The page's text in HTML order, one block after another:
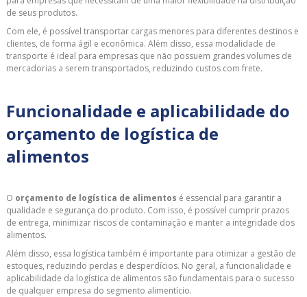
de seus produtos.
Com ele, é possível transportar cargas menores para diferentes destinos e
clientes, de forma ágil e econômica. Além disso, essa modalidade de
transporte é ideal para empresas que não possuem grandes volumes de
mercadorias a serem transportados, reduzindo custos com frete.
Funcionalidade e aplicabilidade do
orçamento de logística de
alimentos
O orçamento de logística de alimentos é essencial para garantir a
qualidade e segurança do produto. Com isso, é possível cumprir prazos
de entrega, minimizar riscos de contaminação e manter a integridade dos
alimentos.
Além disso, essa logística também é importante para otimizar a gestão de
estoques, reduzindo perdas e desperdícios. No geral, a funcionalidade e
aplicabilidade da logística de alimentos são fundamentais para o sucesso
de qualquer empresa do segmento alimentício.